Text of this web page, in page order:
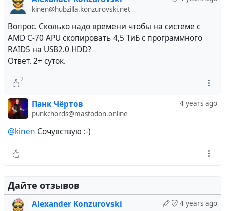
kinen@hubzilla.konzurovski.net
Вопрос. Сколько надо времени чтобы на системе с
AMD C-70 APU скопировать 4,5 ТиБ с программного
RAID5 на USB2.0 HDD?
Ответ. 2+ суток.
2
4 years ago
Панк Чёртов
punkchords@mastodon.online
@kinen Сочувствую :-)
Дайте отзывов
4 years ago
Alexander Konzurovski